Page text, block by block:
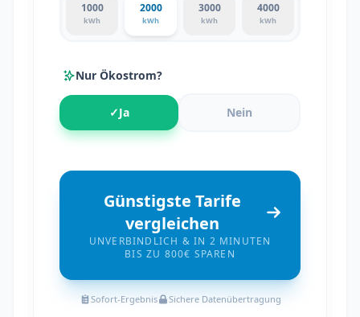
1000
kWh
2000
kWh
3000
kWh
4000
kWh
Nur Ökostrom?
✓Ja Nein
Günstigste Tarife
vergleichen
UNVERBINDLICH & IN 2 MINUTEN
BIS ZU 800€ SPAREN
Sofort-Ergebnis Sichere Datenübertragung